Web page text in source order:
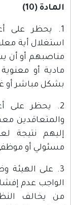
المادة (10)
1. يحظر على
استغلال أية
مناصبهم أو أن
مادية أو
بشكل مباشر أو
2. يحظر على
والمتعاقدين
إليهم نتيجة
مسئولي أو موظفي
3. على الهيئة
الواجب عدم
من يخالف